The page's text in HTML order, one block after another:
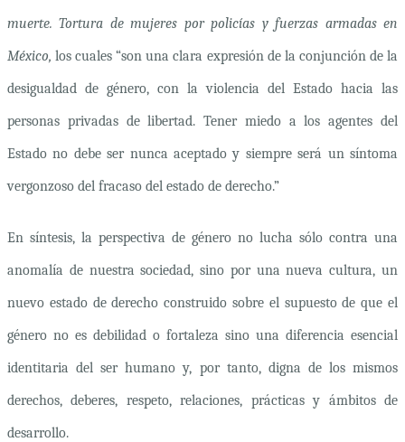
muerte. Tortura de mujeres por policías y fuerzas armadas en
México, los cuales “son una clara expresión de la conjunción de la
desigualdad de género, con la violencia del Estado hacia las
personas privadas de libertad. Tener miedo a los agentes del
Estado no debe ser nunca aceptado y siempre será un síntoma
vergonzoso del fracaso del estado de derecho.”
En síntesis, la perspectiva de género no lucha sólo contra una
anomalía de nuestra sociedad, sino por una nueva cultura, un
nuevo estado de derecho construido sobre el supuesto de que el
género no es debilidad o fortaleza sino una diferencia esencial
identitaria del ser humano y, por tanto, digna de los mismos
derechos, deberes, respeto, relaciones, prácticas y ámbitos de
desarrollo.